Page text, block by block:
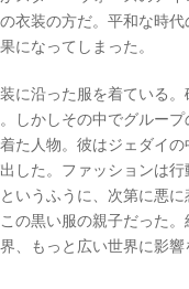
衣装の方だ。平和な時
になってしまった。
に沿った服を着ている
しかしその中でグルー
た人物。彼はジェダイの
した。ファッションは行
いうふうに、次第に悪に
の黒い服の親子だった。
、もっと広い世界に影